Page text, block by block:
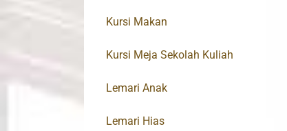
Kursi Makan
Kursi Meja Sekolah Kuliah
Lemari Anak
Lemari Hias